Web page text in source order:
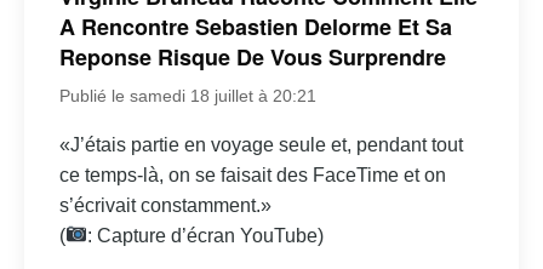
A Rencontre Sebastien Delorme Et Sa
Reponse Risque De Vous Surprendre
Publié le samedi 18 juillet à 20:21
«J’étais partie en voyage seule et, pendant tout
ce temps-là, on se faisait des FaceTime et on
s’écrivait constamment.»
(
: Capture d’écran YouTube)